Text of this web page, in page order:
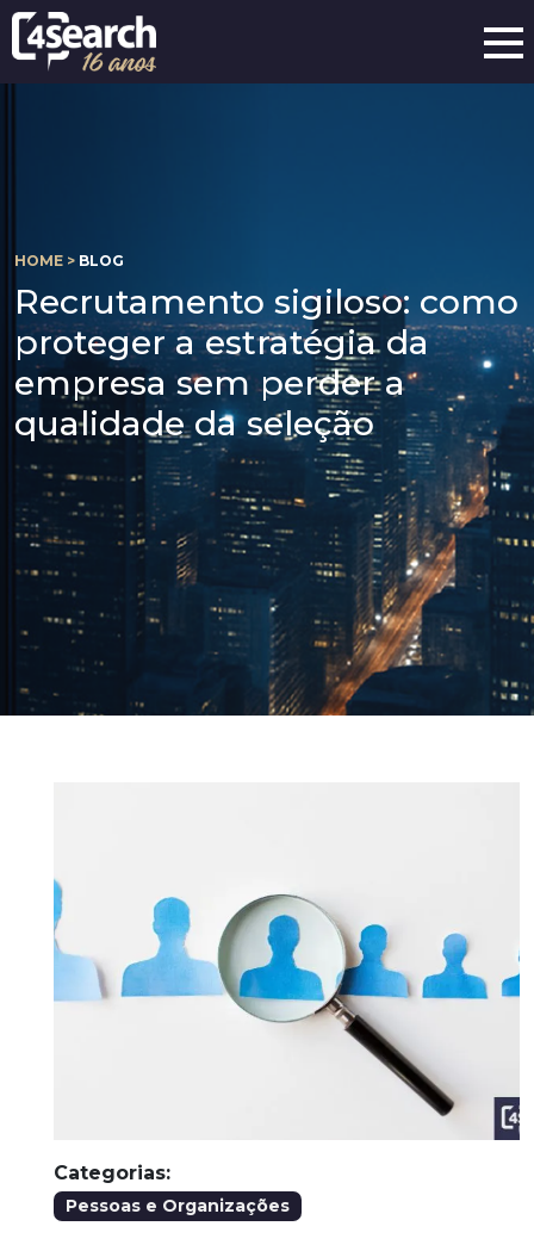
HOME > BLOG
Recrutamento sigiloso: como
proteger a estratégia da
empresa sem perder a
qualidade da seleção
Categorias:
Pessoas e Organizações